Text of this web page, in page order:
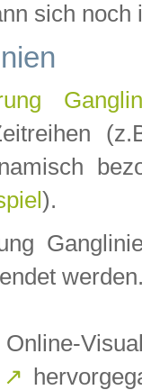
sich noch
).
↗